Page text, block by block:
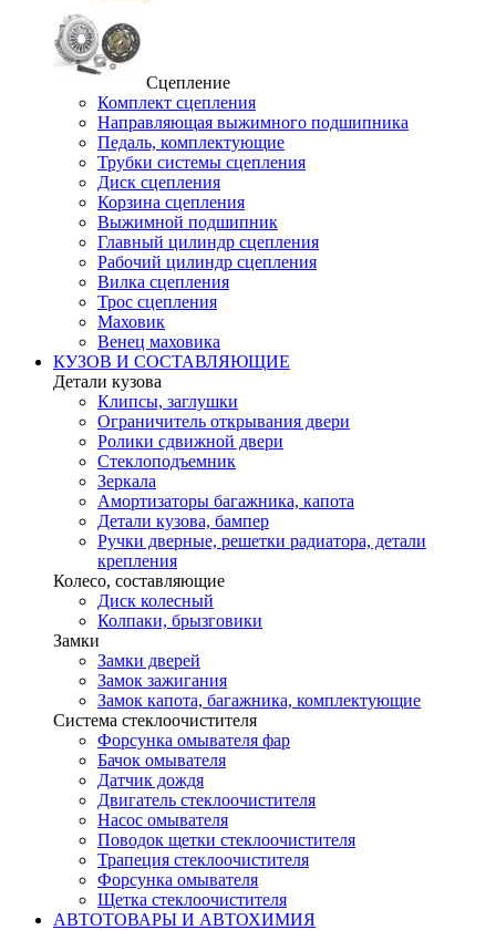
Сцепление
Комплект сцепления
Направляющая выжимного подшипника
Педаль, комплектующие
Трубки системы сцепления
Диск сцепления
Корзина сцепления
Выжимной подшипник
Главный цилиндр сцепления
Рабочий цилиндр сцепления
Вилка сцепления
Трос сцепления
Маховик
Венец маховика
КУЗОВ И СОСТАВЛЯЮЩИЕ
Детали кузова
Клипсы, заглушки
Ограничитель открывания двери
Ролики сдвижной двери
Стеклоподъемник
Зеркала
Амортизаторы багажника, капота
Детали кузова, бампер
Ручки дверные, решетки радиатора, детали
крепления
Колесо, составляющие
Диск колесный
Колпаки, брызговики
Замки
Замки дверей
Замок зажигания
Замок капота, багажника, комплектующие
Система стеклоочистителя
Форсунка омывателя фар
Бачок омывателя
Датчик дождя
Двигатель стеклоочистителя
Насос омывателя
Поводок щетки стеклоочистителя
Трапеция стеклоочистителя
Форсунка омывателя
Щетка стеклоочистителя
АВТОТОВАРЫ И АВТОХИМИЯ